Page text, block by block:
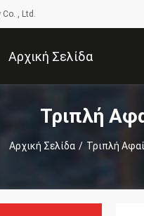
, Ltd.
Αρχική Σελίδα
Τριπλή
Αρχική Σελίδα / Τριπλή